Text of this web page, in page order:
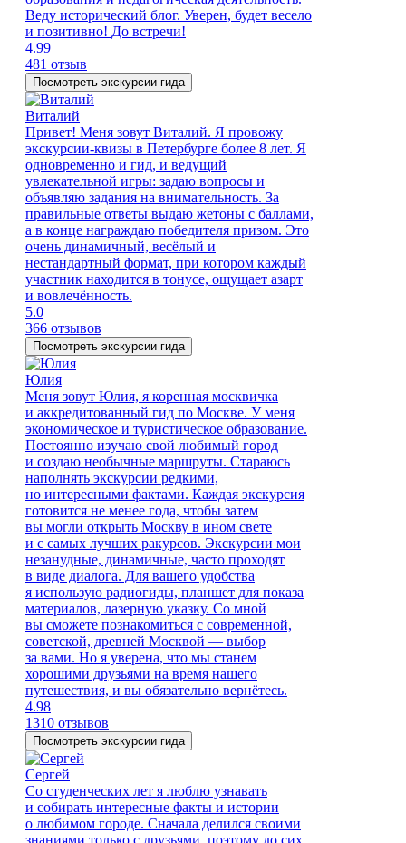
Веду исторический блог. Уверен, будет весело
и позитивно! До встречи!
4.99
481 отзыв
Посмотреть экскурсии гида
Виталий
Привет! Меня зовут Виталий. Я провожу
экскурсии-квизы в Петербурге более 8 лет. Я
одновременно и гид, и ведущий
увлекательной игры: задаю вопросы и
объявляю задания на внимательность. За
правильные ответы выдаю жетоны с баллами,
а в конце награждаю победителя призом. Это
очень динамичный, весёлый и
нестандартный формат, при котором каждый
участник находится в тонусе, ощущает азарт
и вовлечённость.
5.0
366 отзывов
Посмотреть экскурсии гида
Юлия
Меня зовут Юлия, я коренная москвичка
и аккредитованный гид по Москве. У меня
экономическое и туристическое образование.
Постоянно изучаю свой любимый город
и создаю необычные маршруты. Стараюсь
наполнять экскурсии редкими,
но интересными фактами. Каждая экскурсия
готовится не менее года, чтобы затем
вы могли открыть Москву в ином свете
и с самых лучших ракурсов. Экскурсии мои
незанудные, динамичные, часто проходят
в виде диалога. Для вашего удобства
я использую радиогиды, планшет для показа
материалов, лазерную указку. Со мной
вы сможете познакомиться с современной,
советской, древней Москвой — выбор
за вами. Но я уверена, что мы станем
хорошими друзьями на время нашего
путешествия, и вы обязательно вернётесь.
4.98
1310 отзывов
Посмотреть экскурсии гида
Сергей
Со студенческих лет я люблю узнавать
и собирать интересные факты и истории
о любимом городе. Сначала делился своими
знаниями только с друзьями, поэтому до сих